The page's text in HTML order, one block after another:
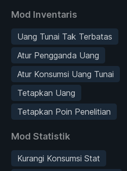
Mod Inventaris
Uang Tunai Tak Terbatas
Atur Pengganda Uang
Atur Konsumsi Uang Tunai
Tetapkan Uang
Tetapkan Poin Penelitian
Mod Statistik
Kurangi Konsumsi Stat